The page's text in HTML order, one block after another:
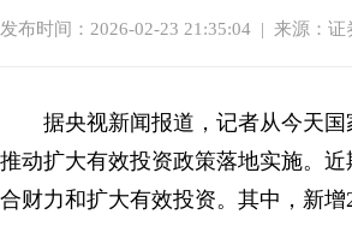
发布时间：2026-02-23 21:35:04 | 来源：证
据央视新闻报道，记者从今天
推动扩大有效投资政策落地实施。
合财力和扩大有效投资。其中，新